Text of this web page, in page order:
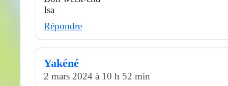
Isa
Répondre
Yakéné
2 mars 2024 à 10 h 52 min